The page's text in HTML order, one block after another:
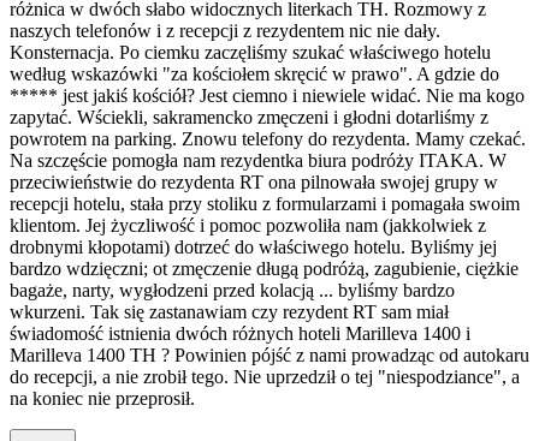
różnica w dwóch słabo widocznych literkach TH. Rozmowy z
naszych telefonów i z recepcji z rezydentem nic nie dały.
Konsternacja. Po ciemku zaczęliśmy szukać właściwego hotelu
według wskazówki "za kościołem skręcić w prawo". A gdzie do
***** jest jakiś kościół? Jest ciemno i niewiele widać. Nie ma kogo
zapytać. Wściekli, sakramencko zmęczeni i głodni dotarliśmy z
powrotem na parking. Znowu telefony do rezydenta. Mamy czekać.
Na szczęście pomogła nam rezydentka biura podróży ITAKA. W
przeciwieństwie do rezydenta RT ona pilnowała swojej grupy w
recepcji hotelu, stała przy stoliku z formularzami i pomagała swoim
klientom. Jej życzliwość i pomoc pozwoliła nam (jakkolwiek z
drobnymi kłopotami) dotrzeć do właściwego hotelu. Byliśmy jej
bardzo wdzięczni; ot zmęczenie długą podróżą, zagubienie, ciężkie
bagaże, narty, wygłodzeni przed kolacją ... byliśmy bardzo
wkurzeni. Tak się zastanawiam czy rezydent RT sam miał
świadomość istnienia dwóch różnych hoteli Marilleva 1400 i
Marilleva 1400 TH ? Powinien pójść z nami prowadząc od autokaru
do recepcji, a nie zrobił tego. Nie uprzedził o tej "niespodziance", a
na koniec nie przeprosił.